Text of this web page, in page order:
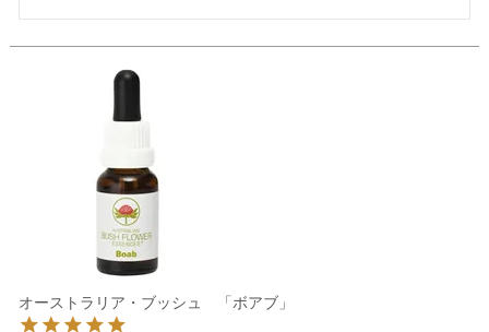
オーストラリア・ブッシュ 「ボアブ」